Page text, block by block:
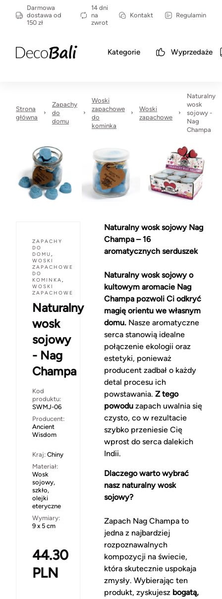
Darmowa
dostawa od
150 zł
14 dni
na
zwrot
Kontakt Regulamin
Kategorie Wyprzedaże
Strona
główna
Zapachy
do
domu
Woski
zapachowe
do
kominka
Woski
zapachowe
Naturalny
wosk
sojowy -
Nag
Champa
ZAPACHY
DO
DOMU,
WOSKI
ZAPACHOWE
DO
KOMINKA,
WOSKI
ZAPACHOWE
Naturalny
wosk
sojowy
- Nag
Champa
Kod
produktu:
SWMJ-06
Producent:
Ancient
Wisdom
Kraj: Chiny
Materiał:
Wosk
sojowy,
szkło,
olejki
eteryczne
Wymiary:
9 x 5 cm
44.30
PLN
Naturalny wosk sojowy Nag
Champa – 16
aromatycznych serduszek
Naturalny wosk sojowy o
kultowym aromacie Nag
Champa pozwoli Ci odkryć
magię orientu we własnym
domu.Nasze aromatyczne
serca stanowią idealne
połączenie ekologii oraz
estetyki, ponieważ
producent zadbał o każdy
detal procesu ich
powstawania. Z tego
powoduzapach uwalnia się
czysto, co w rezultacie
szybko przeniesie Cię
wprost do serca dalekich
Indii.
Dlaczego warto wybrać
nasz naturalny wosk
sojowy?
Zapach Nag Champa to
jedna z najbardziej
rozpoznawalnych
kompozycji na świecie,
która skutecznie uspokaja
zmysły. Wybierając ten
produkt, zyskujesz bogatą,